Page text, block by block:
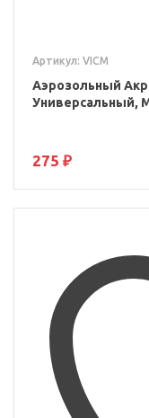
Артикул: VICM
Аэрозольный
Универсальный,
275 ₽